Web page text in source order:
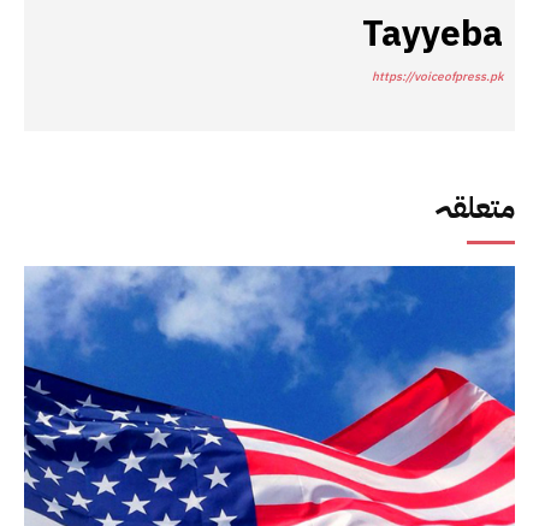
متعلقہ
Tayyeba
https://voiceofpress.pk